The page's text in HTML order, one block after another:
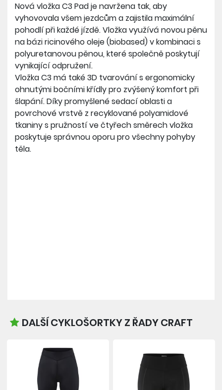
Nová vložka C3 Pad je navržena tak, aby
vyhovovala všem jezdcům a zajistila maximální
pohodlí při každé jízdě. Vložka využívá novou pěnu
na bázi ricinového oleje (biobased) v kombinaci s
polyuretanovou pěnou, které společně poskytují
vynikající odpružení.
Vložka C3 má také 3D tvarování s ergonomicky
ohnutými bočními křídly pro zvýšený komfort při
šlapání. Díky promyšlené sedací oblasti a
povrchové vrstvě z recyklované polyamidové
tkaniny s pružností ve čtyřech směrech vložka
poskytuje správnou oporu pro všechny pohyby
těla.
DALŠÍ CYKLOŠORTKY Z ŘADY CRAFT